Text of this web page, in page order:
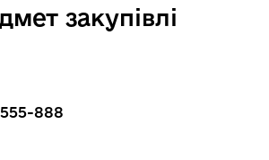
закупівлі
888